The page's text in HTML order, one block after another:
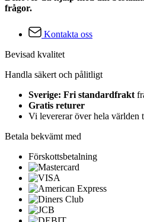
frågor.
Kontakta oss
Bevisad kvalitet
Handla säkert och pålitligt
Sverige: Fri standardfrakt
Gratis returer
Vi levererar över hela världen
Betala bekvämt med
Förskottsbetalning